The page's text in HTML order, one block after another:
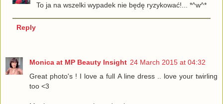
To ja na wszelki wypadek nie będę ryzykować!... *^w^*
Reply
Monica at MP Beauty Insight 24 March 2015 at 04:32
Great photo's ! I love a full A line dress .. love your twirling
too <3